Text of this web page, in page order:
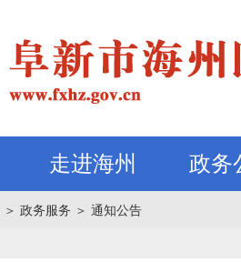
走进海州 政务
＞ 政务服务 ＞ 通知公告